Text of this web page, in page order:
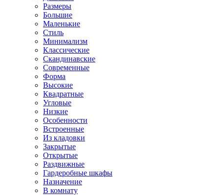
Размеры
Большие
Маленькие
Стиль
Минимализм
Классические
Скандинавские
Современные
Форма
Высокие
Квадратные
Угловые
Низкие
Особенности
Встроенные
Из кладовки
Закрытые
Открытые
Раздвижные
Гардеробные шкафы
Назначение
В комнату